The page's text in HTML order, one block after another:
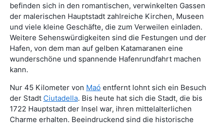
befinden sich in den romantischen, verwinkelten Gassen
der malerischen Hauptstadt zahlreiche Kirchen, Museen
und viele kleine Geschäfte, die zum Verweilen einladen.
Weitere Sehenswürdigkeiten sind die Festungen und der
Hafen, von dem man auf gelben Katamaranen eine
wunderschöne und spannende Hafenrundfahrt machen
kann.
Nur 45 Kilometer von Maó entfernt lohnt sich ein Besuch
der Stadt Ciutadella. Bis heute hat sich die Stadt, die bis
1722 Hauptstadt der Insel war, ihren mittelalterlichen
Charme erhalten. Beeindruckend sind die historische